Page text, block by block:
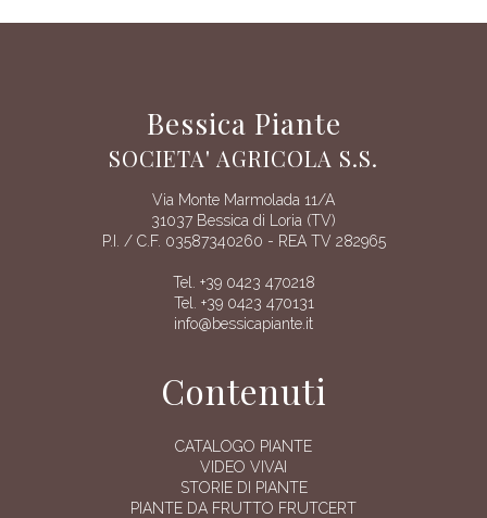
Bessica Piante
SOCIETA' AGRICOLA S.S.
Via Monte Marmolada 11/A
31037 Bessica di Loria (TV)
P.I. / C.F. 03587340260 - REA TV 282965
Tel. +39 0423 470218
Tel. +39 0423 470131
info@bessicapiante.it
Contenuti
CATALOGO PIANTE
VIDEO VIVAI
STORIE DI PIANTE
PIANTE DA FRUTTO FRUTCERT